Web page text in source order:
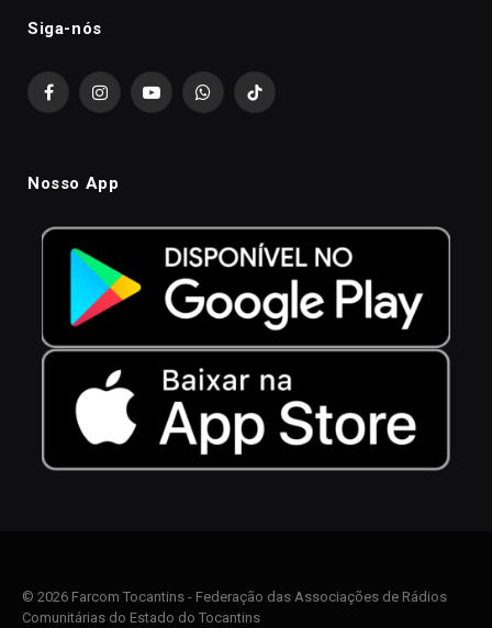
Siga-nós
FacebookInstagramYouTubeWhatsAppTikTok
Nosso App
© 2026 Farcom Tocantins - Federação das Associações de Rádios
Comunitárias do Estado do Tocantins